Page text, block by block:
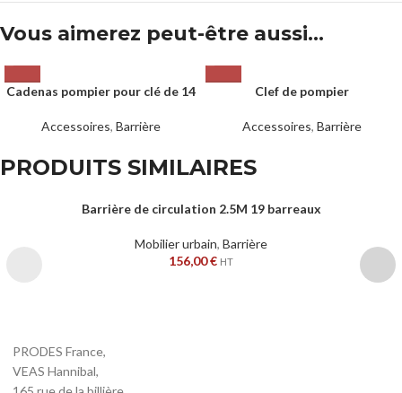
Vous aimerez peut-être aussi…
Cadenas pompier pour clé de 14
Accessoires, Barrière
Clef de pompier
Accessoires, Barrière
PRODUITS SIMILAIRES
Barrière de circulation 2.5M 19 barreaux
Mobilier urbain, Barrière
156,00€ HT
PRODES France,
VEAS Hannibal,